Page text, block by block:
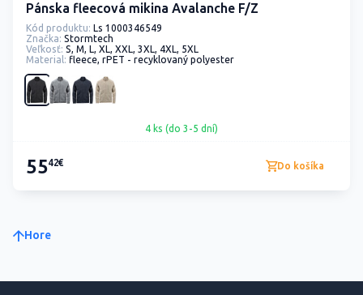
Pánska fleecová mikina Avalanche F/Z
Kód produktu: Ls 1000346549
Značka: Stormtech
Veľkosť: S, M, L, XL, XXL, 3XL, 4XL, 5XL
Material: fleece, rPET - recyklovaný polyester
4 ks (do 3-5 dní)
5542€ Do košíka
Hore